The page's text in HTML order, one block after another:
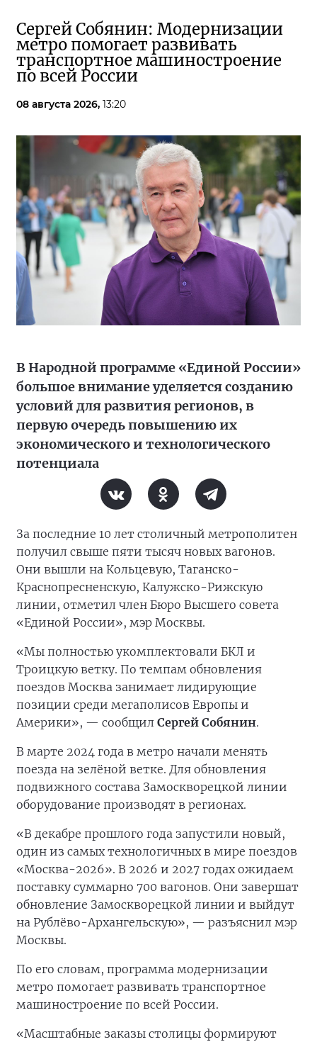
Сергей Собянин: Модернизации
метро помогает развивать
транспортное машиностроение
по всей России
08 августа 2026, 13:20
В Народной программе «Единой России»
большое внимание уделяется созданию
условий для развития регионов, в
первую очередь повышению их
экономического и технологического
потенциала
За последние 10 лет столичный метрополитен
получил свыше пяти тысяч новых вагонов.
Они вышли на Кольцевую, Таганско-
Краснопресненскую, Калужско-Рижскую
линии, отметил член Бюро Высшего совета
«Единой России», мэр Москвы.
«Мы полностью укомплектовали БКЛ и
Троицкую ветку. По темпам обновления
поездов Москва занимает лидирующие
позиции среди мегаполисов Европы и
Америки», — сообщил Сергей Собянин.
В марте 2024 года в метро начали менять
поезда на зелёной ветке. Для обновления
подвижного состава Замоскворецкой линии
оборудование производят в регионах.
«В декабре прошлого года запустили новый,
один из самых технологичных в мире поездов
«Москва-2026». В 2026 и 2027 годах ожидаем
поставку суммарно 700 вагонов. Они завершат
обновление Замоскворецкой линии и выйдут
на Рублёво-Архангельскую», — разъяснил мэр
Москвы.
По его словам, программа модернизации
метро помогает развивать транспортное
машиностроение по всей России.
«Масштабные заказы столицы формируют